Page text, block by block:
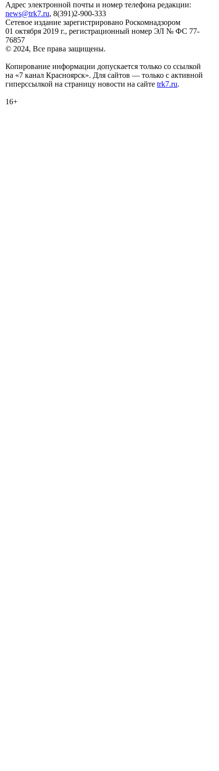
Адрес электронной почты и номер телефона редакции:
news@trk7.ru, 8(391)2-900-333
Сетевое издание зарегистрировано Роскомнадзором
01 октября 2019 г., регистрационный номер ЭЛ № ФС 77-
76857
© 2024, Все права защищены.
Копирование информации допускается только со ссылкой
на «7 канал Красноярск». Для сайтов — только с активной
гиперссылкой на страницу новости на сайте trk7.ru.
16+